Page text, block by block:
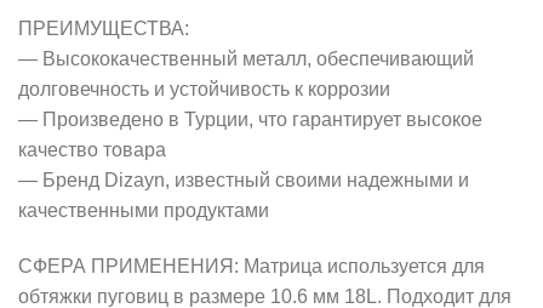
ПРЕИМУЩЕСТВА:
— Высококачественный металл, обеспечивающий
долговечность и устойчивость к коррозии
— Произведено в Турции, что гарантирует высокое
качество товара
— Бренд Dizayn, известный своими надежными и
качественными продуктами
СФЕРА ПРИМЕНЕНИЯ: Матрица используется для
обтяжки пуговиц в размере 10.6 мм 18L. Подходит для